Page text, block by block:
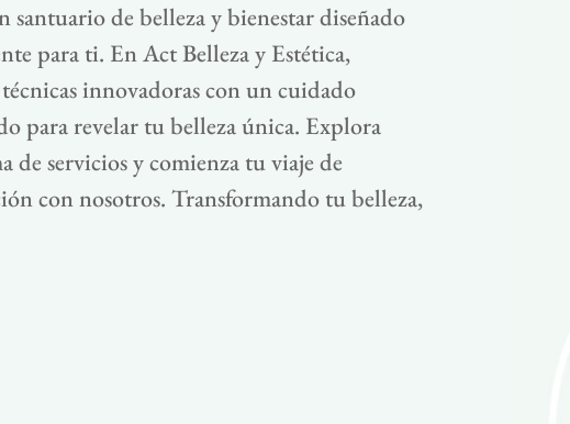
santuario de belleza y bienestar diseñado
para ti. En Act Belleza y Estética,
innovadoras con un cuidado
para revelar tu belleza única. Explora
de servicios y comienza tu viaje de
con nosotros. Transformando tu belleza,